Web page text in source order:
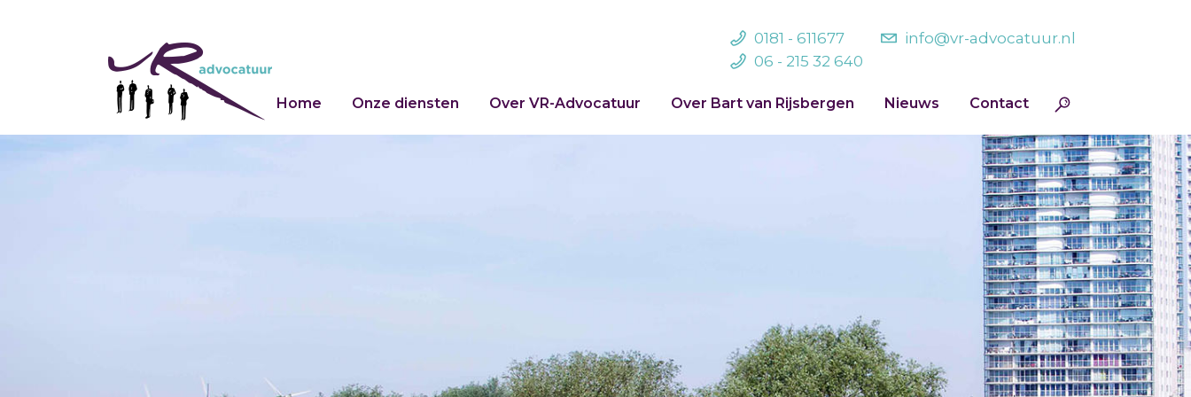
info@vr-advocatuur.nl
0181 - 611677
06 - 215 32 640
Home Onze diensten Over VR-Advocatuur Over Bart van Rijsbergen Nieuws Contact